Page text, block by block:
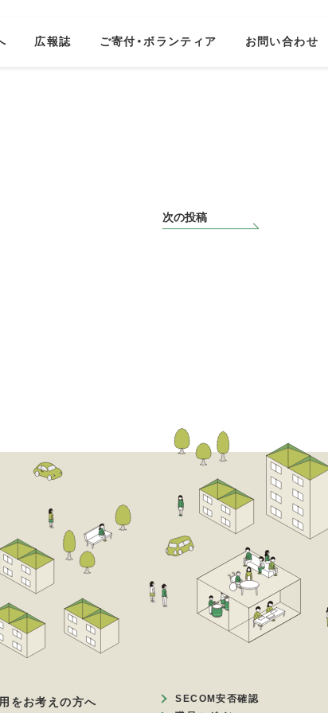
広報誌 ご寄付・ボランティア お問い合わせ
次の投稿
をお考えの方へ
SECOM安否確認